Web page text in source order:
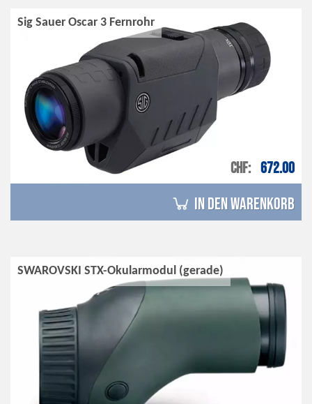
Sig Sauer Oscar 3 Fernrohr
CHF 672.00
in den Warenkorb
SWAROVSKI STX-Okularmodul (gerade)